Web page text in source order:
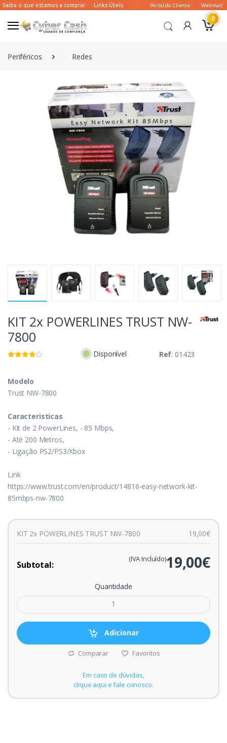
0
Periféricos Redes
KIT 2x POWERLINES TRUST NW-
7800
Disponível Ref: 01423
Modelo
Trust NW-7800
Caracteristicas
- Kit de 2 PowerLines, - 85 Mbps,
- Até 200 Metros,
- Ligação PS2/PS3/Xbox
Link
https://www.trust.com/en/product/14816-easy-network-kit-
85mbps-nw-7800
KIT 2x POWERLINES TRUST NW-7800 19,00€
Subtotal: 19,00€
(IVA Incluído)
Quantidade
Adicionar
Comparar Favoritos
Em caso de dúvidas,
clique aqui e fale conosco.